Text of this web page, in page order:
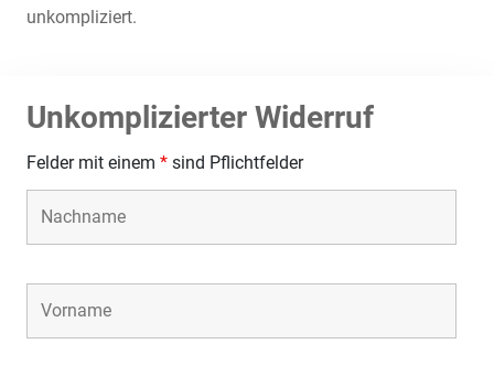
unkompliziert.
Unkomplizierter Widerruf
Felder mit einem * sind Pflichtfelder